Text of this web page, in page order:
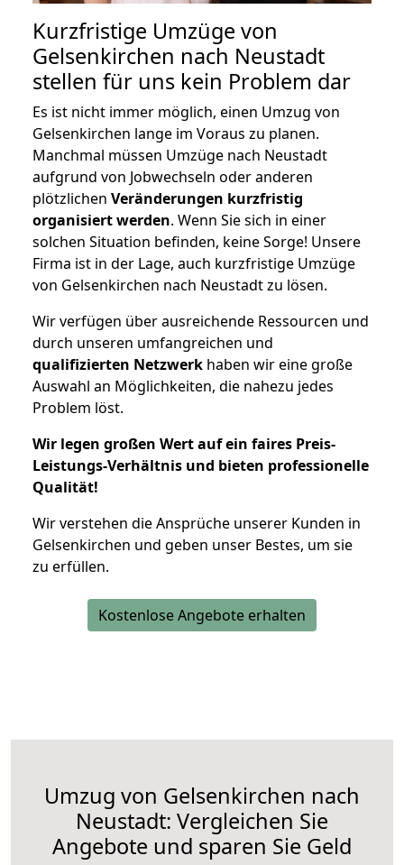
Kurzfristige Umzüge von
Gelsenkirchen nach Neustadt
stellen für uns kein Problem dar
Es ist nicht immer möglich, einen Umzug von
Gelsenkirchen lange im Voraus zu planen.
Manchmal müssen Umzüge nach Neustadt
aufgrund von Jobwechseln oder anderen
plötzlichen Veränderungen kurzfristig
organisiert werden. Wenn Sie sich in einer
solchen Situation befinden, keine Sorge! Unsere
Firma ist in der Lage, auch kurzfristige Umzüge
von Gelsenkirchen nach Neustadt zu lösen.
Wir verfügen über ausreichende Ressourcen und
durch unseren umfangreichen und
qualifizierten Netzwerk haben wir eine große
Auswahl an Möglichkeiten, die nahezu jedes
Problem löst.
Wir legen großen Wert auf ein faires Preis-
Leistungs-Verhältnis und bieten professionelle
Qualität!
Wir verstehen die Ansprüche unserer Kunden in
Gelsenkirchen und geben unser Bestes, um sie
zu erfüllen.
Kostenlose Angebote erhalten
Umzug von Gelsenkirchen nach
Neustadt: Vergleichen Sie
Angebote und sparen Sie Geld